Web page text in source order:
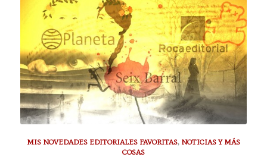
MIS NOVEDADES EDITORIALES FAVORITAS, NOTICIAS Y MÁS
COSAS